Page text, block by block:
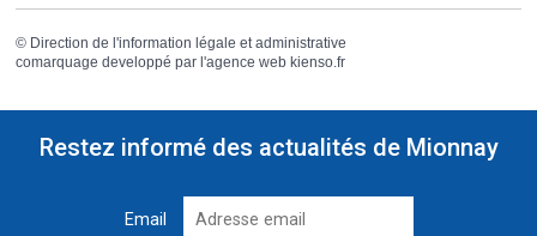
© Direction de l'information légale et administrative
comarquage developpé par l'agence web kienso.fr
Restez informé des actualités de Mionnay
Email